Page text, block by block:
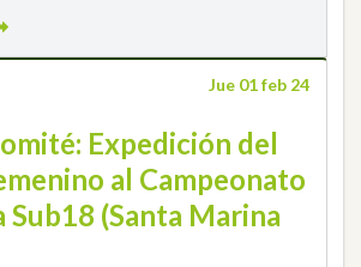
Jue 01 feb 24
Expedición del
al Campeonato
Sub18 (Santa Marina